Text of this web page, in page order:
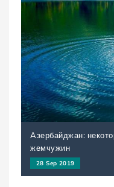
Aзербайджан:
жемчужин
28 Sep 2019